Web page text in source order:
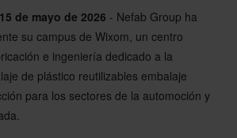
de mayo de 2026 - Nefab Group ha
su campus de Wixom, un centro
e ingeniería dedicado a la
de plástico reutilizables embalaje
para los sectores de la automoción y